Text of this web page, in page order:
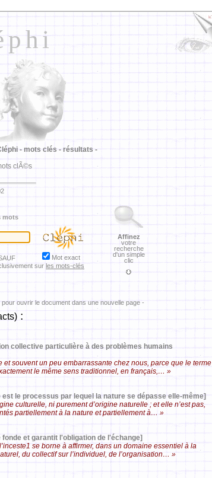
- mots clés - résultats -
clÃ©s
mots
Mot exact
sur les mots-clés
Affinez
votre
recherche
d'un simple
clic
ouvrir le document dans une nouvelle page -
:
collective particulière à des problèmes humains
et souvent un peu embarrassante chez nous, parce que le terme
le même sens traditionnel, en français,… »
le processus par lequel la nature se dépasse elle-même]
culturelle, ni purement d’origine naturelle ; et elle n’est pas,
partiellement à la nature et partiellement à… »
et garantit l'obligation de l'échange]
se borne à affirmer, dans un domaine essentiel à la
du collectif sur l’individuel, de l’organisation… »